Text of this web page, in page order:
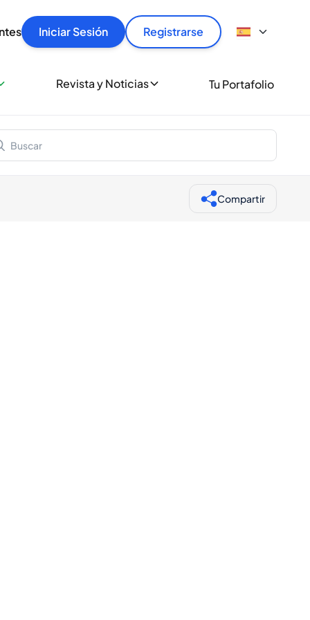
Iniciar Sesión Registrarse
rápido, con seguridad y al mejor precio.
miles de amantes del whisky y los destilados.
Revista y Noticias Tu Portafolio
Compartir